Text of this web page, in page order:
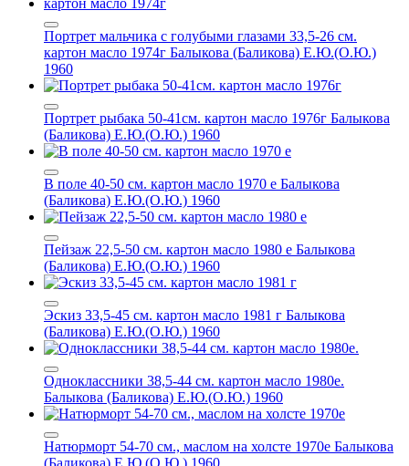
Портрет мальчика с голубыми глазами 33,5-26 см.
картон масло 1974г Балыкова (Баликова) Е.Ю.(О.Ю.)
1960
Портрет рыбака 50-41см. картон масло 1976г Балыкова
(Баликова) Е.Ю.(О.Ю.) 1960
В поле 40-50 см. картон масло 1970 е Балыкова
(Баликова) Е.Ю.(О.Ю.) 1960
Пейзаж 22,5-50 см. картон масло 1980 е Балыкова
(Баликова) Е.Ю.(О.Ю.) 1960
Эскиз 33,5-45 см. картон масло 1981 г Балыкова
(Баликова) Е.Ю.(О.Ю.) 1960
Одноклассники 38,5-44 см. картон масло 1980е.
Балыкова (Баликова) Е.Ю.(О.Ю.) 1960
Натюрморт 54-70 см., маслом на холсте 1970е Балыкова
(Баликова) Е.Ю.(О.Ю.) 1960